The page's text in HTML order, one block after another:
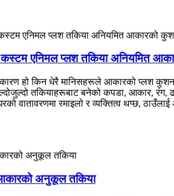
कस्टम एनिमल प्लश तकिया अनियमित
हो किन धेरै मानिसहरूले आकारको प्लश
तकियाहरूबाट बनेको कपडा, आकार,
वातावरणमा रमाइलो र व्यक्तित्व थप्छ,
आकारको अनुकूल तकिया